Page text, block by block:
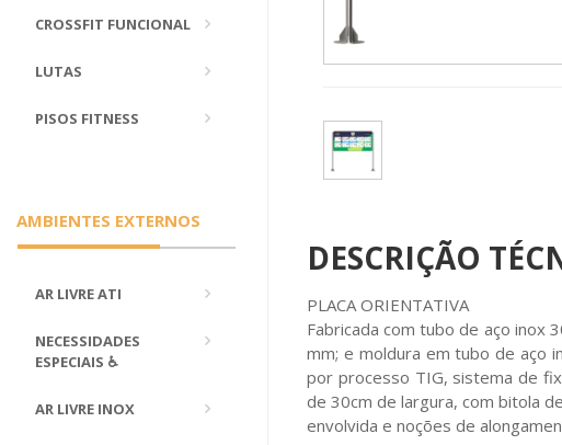
CROSSFIT FUNCIONAL
LUTAS
PISOS FITNESS
AMBIENTES EXTERNOS
AR LIVRE ATI
NECESSIDADES
ESPECIAIS ♿
AR LIVRE INOX
DESCRIÇÃO
PLACA ORIENTATIVA
Fabricada com tubo de aço inox
mm; e moldura em tubo de aço
por processo TIG, sistema de
de 30cm de largura, com bitola
envolvida e noções de